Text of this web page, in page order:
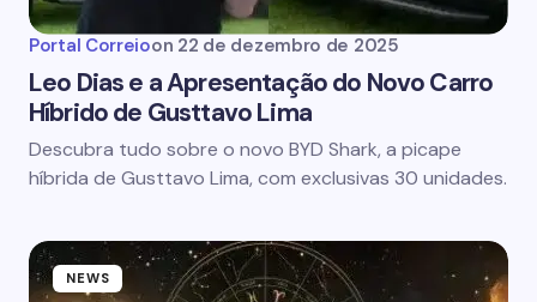
Portal Correioon 22 de dezembro de 2025
Leo Dias e a Apresentação do Novo Carro
Híbrido de Gusttavo Lima
Descubra tudo sobre o novo BYD Shark, a picape
híbrida de Gusttavo Lima, com exclusivas 30 unidades.
NEWS